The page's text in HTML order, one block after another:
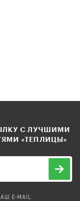
С ЛУЧШИМИ
«ТЕПЛИЦЫ»
E-MAIL